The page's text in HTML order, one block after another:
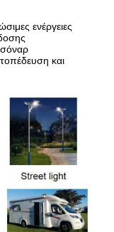
ενέργειες
σόναρ
και